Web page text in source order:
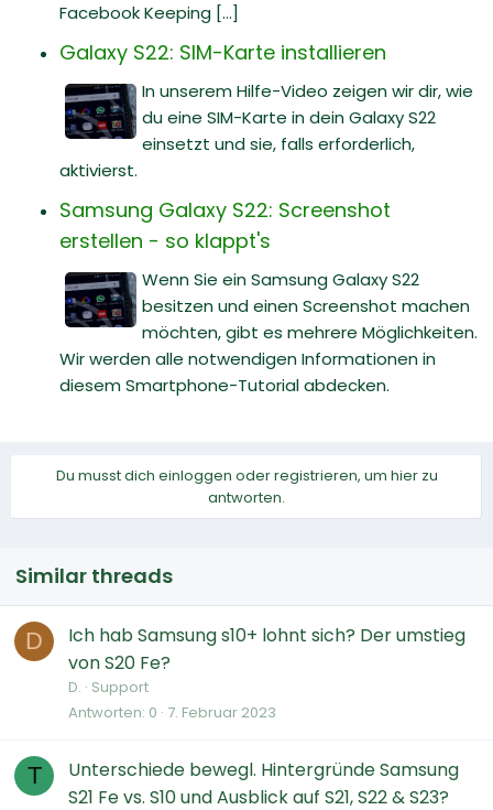
Facebook Keeping [...]
Galaxy S22: SIM-Karte installieren
In unserem Hilfe-Video zeigen wir dir, wie
du eine SIM-Karte in dein Galaxy S22
einsetzt und sie, falls erforderlich,
aktivierst.
Samsung Galaxy S22: Screenshot
erstellen - so klappt's
Wenn Sie ein Samsung Galaxy S22
besitzen und einen Screenshot machen
möchten, gibt es mehrere Möglichkeiten.
Wir werden alle notwendigen Informationen in
diesem Smartphone-Tutorial abdecken.
Du musst dich einloggen oder registrieren, um hier zu
antworten.
Similar threads
D
Ich hab Samsung s10+ lohnt sich? Der umstieg
von S20 Fe?
D. Support
Antworten 0 7. Februar 2023
T
Unterschiede bewegl. Hintergründe Samsung
S21 Fe vs. S10 und Ausblick auf S21, S22 & S23?